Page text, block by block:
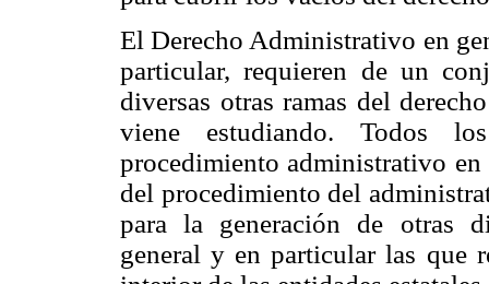
El Derecho Administrativo en
particular, requieren de un
diversas otras ramas del
viene estudiando. Todos
procedimiento administrativo
del procedimiento del
para la generación de otras
general y en particular las que